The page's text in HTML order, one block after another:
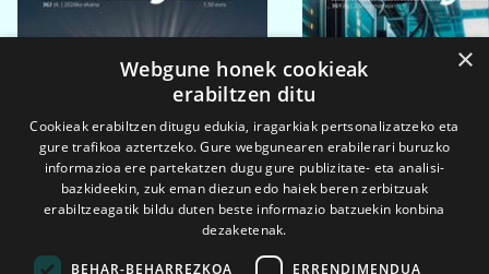
×
Webgune honek cookieak
erabiltzen ditu
Cookieak erabiltzen ditugu edukia, iragarkiak pertsonalizatzeko eta
gure trafikoa aztertzeko. Gure webgunearen erabilerari buruzko
informazioa ere partekatzen dugu gure publizitate- eta analisi-
bazkideekin, zuk eman diezun edo haiek beren zerbitzuak
erabiltzeagatik bildu duten beste informazio batzuekin konbina
dezaketenak.
BEHAR-BEHARREZKOA ERRENDIMENDUA